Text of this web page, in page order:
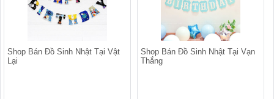
Shop Bán Đồ Sinh Nhật Tại Vật
Lại
Shop Bán Đồ Sinh Nhật Tại Vạn
Thắng